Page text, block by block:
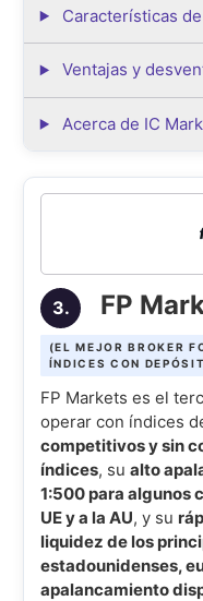
Características
Ventajas y
Acerca de IC
3. FP
(EL MEJOR BROKER
ÍNDICES CON
FP Markets es el
operar con índices
competitivos y sin
índices, su alto
1:500 para algunos
UE y a la AU, y su
liquidez de los
estadounidenses,
apalancamiento